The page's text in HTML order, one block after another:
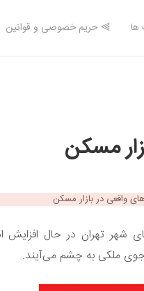
ها ⫸ حریم خصوصی و قوانین
مسکن
شهر تهران در حال
ملکی به چشم می‌آیند.